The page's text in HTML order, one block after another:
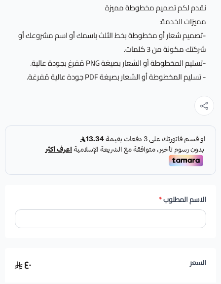
نقدم لكم تصميم مخطوطة مميزة
مميزات الخدمة:
-تصميم شعار أو مخطوطة بخط الثلث باسمك أو اسم مشروعك أو
شركتك مكونة من 3 كلمات.
-تسليم المخطوطة أو الشعار بصيغة PNG مُفرغ بجودة عالية.
- تسليم المخطوطة أو الشعار بصيغة PDF جودة عالية مُفرغة.
الاسم المطلوب*
السعر ٤٠